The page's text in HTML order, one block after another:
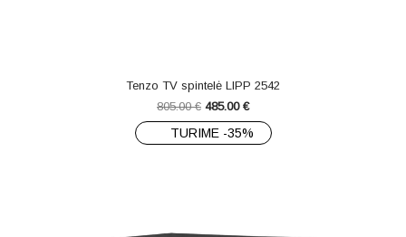
Tenzo TV spintelė LIPP 2542
805.00€ 485.00 €
TURIME -35%